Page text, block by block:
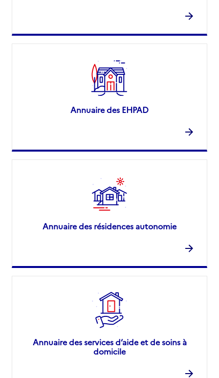
Annuaire des EHPAD
Annuaire des résidences autonomie
Annuaire des services d’aide et de soins à
domicile